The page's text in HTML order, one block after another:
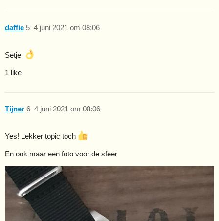
daffie 4 juni 2021 om 08:06
5
Setje!
1 like
Tijner 4 juni 2021 om 08:06
6
Yes! Lekker topic toch
En ook maar een foto voor de sfeer